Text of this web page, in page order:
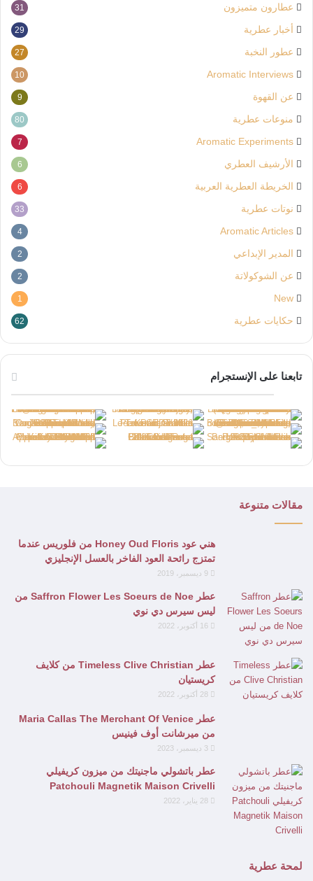
عطارون متميزون 31
أخبار عطرية 29
عطور النخبة 27
Aromatic Interviews
10
عن القهوة 9
منوعات عطرية 80
Aromatic Experiments
7
الأرشيف العطري 6
الخريطة العطرية العربية 6
نوتات عطرية 33
Aromatic Articles
4
المدير الإبداعي 2
عن الشوكولاتة 2
New
1
حكايات عطرية 62
تابعنا على الإنستجرام
مقالات متنوعة
هني عود Honey Oud Floris من فلوريس عندما
تمتزج رائحة العود الفاخر بالعسل الإنجليزي
9 ديسمبر، 2019
عطر Saffron Flower Les Soeurs de Noe من
ليس سيرس دي نوي
16 أكتوبر، 2022
عطر Timeless Clive Christian من كلايف
كريستيان
28 أكتوبر، 2022
عطر Maria Callas The Merchant Of Venice
من ميرشانت أوف فينيس
3 ديسمبر، 2023
عطر باتشولي ماجنيتك من ميزون كريفيلي
Patchouli Magnetik Maison Crivelli
28 يناير، 2022
لمحة عطرية